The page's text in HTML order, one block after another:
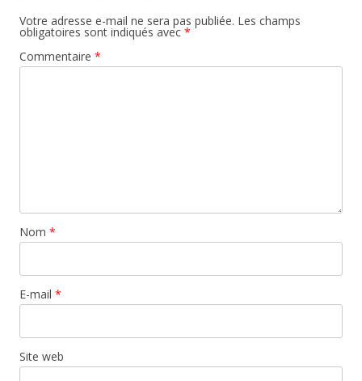
Votre adresse e-mail ne sera pas publiée. Les champs
obligatoires sont indiqués avec *
Commentaire *
Nom *
E-mail *
Site web